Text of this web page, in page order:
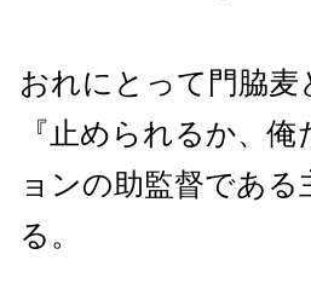
おれにとって門脇
『止められるか、
ョンの助監督であ
る。